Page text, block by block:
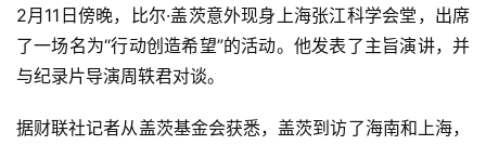
2月11日傍晚，比尔·盖茨意外现身上海张江科学会堂，出席
了一场名为“行动创造希望”的活动。他发表了主旨演讲，并
与纪录片导演周轶君对谈。
据财联社记者从盖茨基金会获悉，盖茨到访了海南和上海，